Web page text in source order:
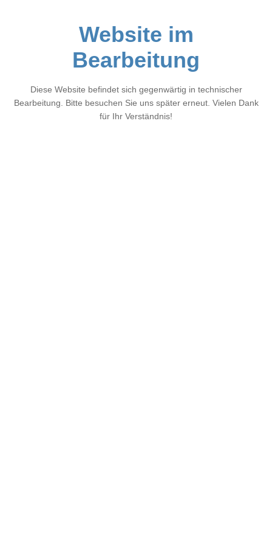
Website im
Bearbeitung
Diese Website befindet sich gegenwärtig in technischer
Bearbeitung. Bitte besuchen Sie uns später erneut. Vielen Dank
für Ihr Verständnis!